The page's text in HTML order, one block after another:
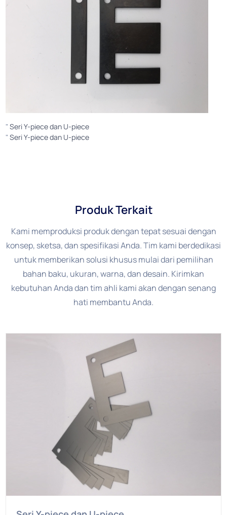
"Seri Y-piece dan U-piece
"Seri Y-piece dan U-piece
Produk Terkait
Kami memproduksi produk dengan tepat sesuai dengan
konsep, sketsa, dan spesifikasi Anda. Tim kami berdedikasi
untuk memberikan solusi khusus mulai dari pemilihan
bahan baku, ukuran, warna, dan desain. Kirimkan
kebutuhan Anda dan tim ahli kami akan dengan senang
hati membantu Anda.